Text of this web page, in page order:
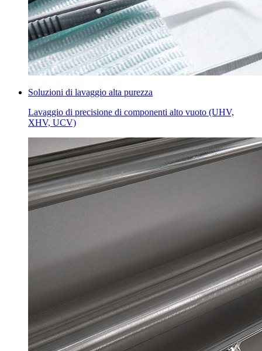
Soluzioni di lavaggio alta purezza
Lavaggio di precisione di componenti alto vuoto (UHV,
XHV, UCV)